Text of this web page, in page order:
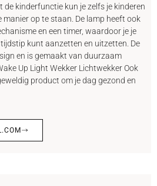
de kinderfunctie kun je zelfs je kinderen
manier op te staan. De lamp heeft ook
en een timer, waardoor je je
kunt aanzetten en uitzetten. De
en is gemaakt van duurzaam
Up Light Wekker Lichtwekker Ook
product om je dag gezond en